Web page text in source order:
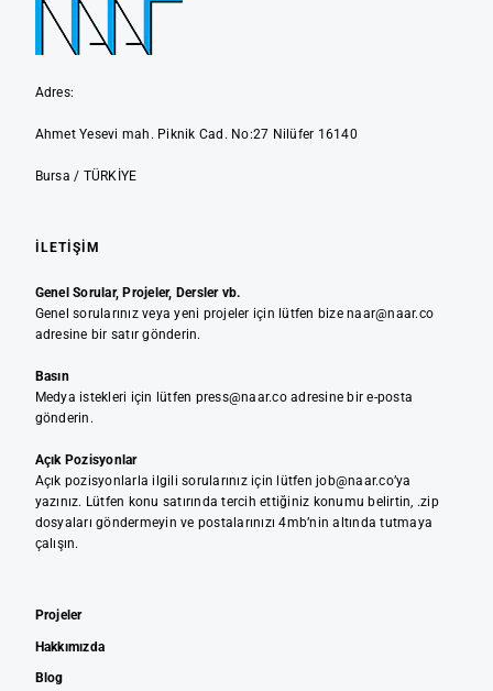
Adres:
Ahmet Yesevi mah. Piknik Cad. No:27 Nilüfer 16140
Bursa / TÜRKİYE
İLETIŞIM
Genel Sorular, Projeler, Dersler vb.
Genel sorularınız veya yeni projeler için lütfen bize naar@naar.co
adresine bir satır gönderin.
Basın
Medya istekleri için lütfen press@naar.co adresine bir e-posta
gönderin.
Açık Pozisyonlar
Açık pozisyonlarla ilgili sorularınız için lütfen job@naar.co’ya
yazınız. Lütfen konu satırında tercih ettiğiniz konumu belirtin, .zip
dosyaları göndermeyin ve postalarınızı 4mb’nin altında tutmaya
çalışın.
Projeler
Hakkımızda
Blog